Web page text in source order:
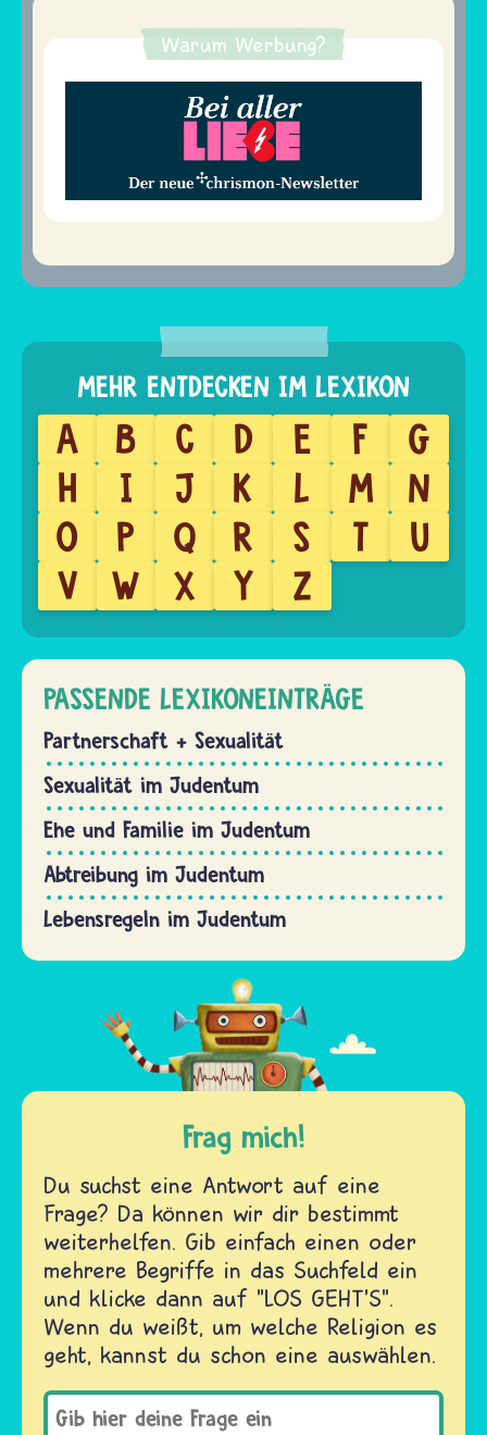
Warum Werbung?
A B C D E F
G
H
I J K L M
N
O
P Q R S T
U
V
W X Y Z
PASSENDE LEXIKONEINTRÄGE
Partnerschaft + Sexualität
Sexualität im Judentum
Ehe und Familie im Judentum
Abtreibung im Judentum
Lebensregeln im Judentum
Frag mich!
Du suchst eine Antwort auf eine
Frage? Da können wir dir bestimmt
weiterhelfen. Gib einfach einen oder
mehrere Begriffe in das Suchfeld ein
und klicke dann auf "LOS GEHT'S".
Wenn du weißt, um welche Religion es
geht, kannst du schon eine auswählen.